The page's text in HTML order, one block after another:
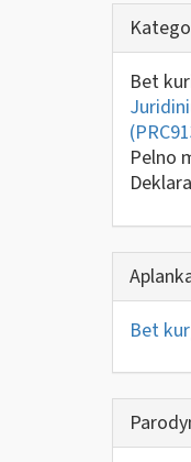
Bet
Pelno
Bet